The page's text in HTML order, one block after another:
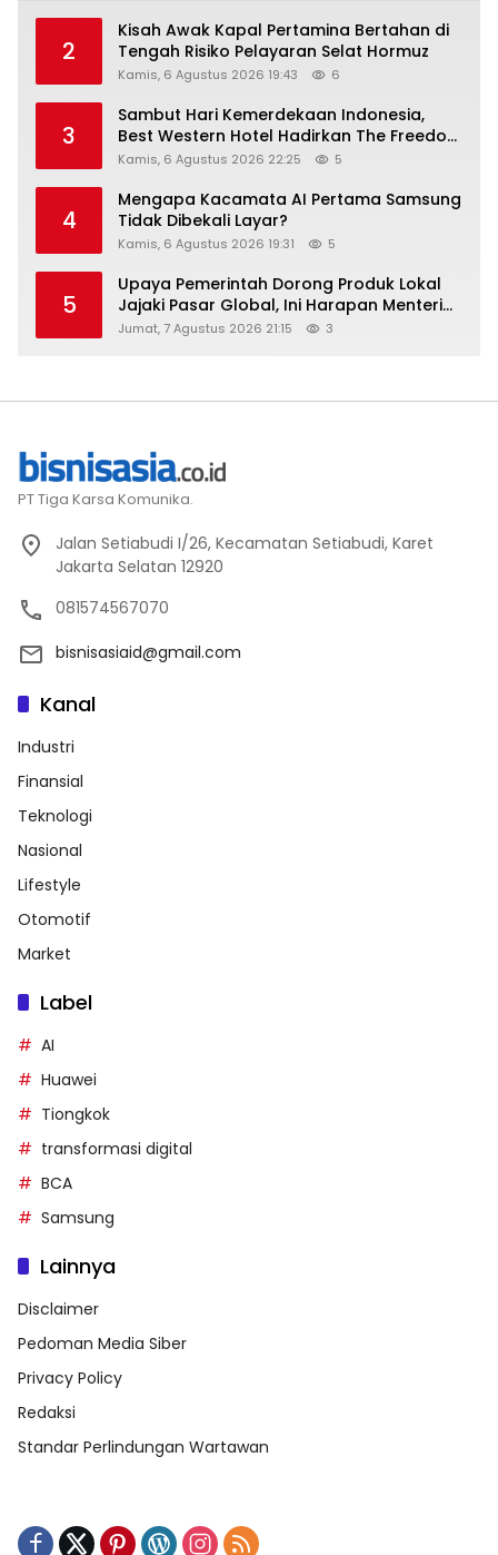
2
Kisah Awak Kapal Pertamina Bertahan di
Tengah Risiko Pelayaran Selat Hormuz
Kamis, 6 Agustus 2026 19:43 6
3
Sambut Hari Kemerdekaan Indonesia,
Best Western Hotel Hadirkan The Freedom
Stay Diskon Hingga 45%
Kamis, 6 Agustus 2026 22:25 5
4
Mengapa Kacamata AI Pertama Samsung
Tidak Dibekali Layar?
Kamis, 6 Agustus 2026 19:31 5
5
Upaya Pemerintah Dorong Produk Lokal
Jajaki Pasar Global, Ini Harapan Menteri
Perindustrian RI Lewat ILT dan IGT Expo
Jumat, 7 Agustus 2026 21:15 3
PT Tiga Karsa Komunika.
Jalan Setiabudi I/26, Kecamatan Setiabudi, Karet
Jakarta Selatan 12920
081574567070
bisnisasiaid@gmail.com
Kanal
Industri
Finansial
Teknologi
Nasional
Lifestyle
Otomotif
Market
Label
AI
Huawei
Tiongkok
transformasi digital
BCA
Samsung
Lainnya
Disclaimer
Pedoman Media Siber
Privacy Policy
Redaksi
Standar Perlindungan Wartawan